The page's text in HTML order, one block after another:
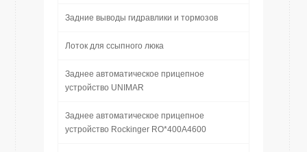
Задние выводы гидравлики и тормозов
Лоток для ссыпного люка
Заднее автоматическое прицепное
устройство UNIMAR
Заднее автоматическое прицепное
устройство Rockinger RO*400A4600